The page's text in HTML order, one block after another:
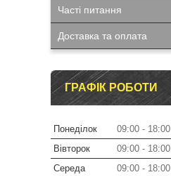
Часті питання
Доставка та оплата
ГРАФІК РОБОТИ
Понеділок 09:00
18:00
Вівторок
09:00
18:00
Середа
09:00
18:00